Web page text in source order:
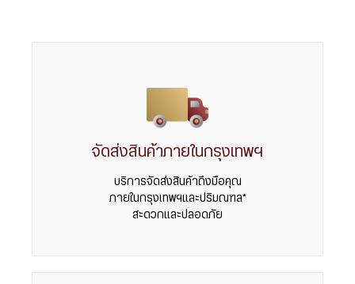
จัดส่งสินค้าภายในกรุงเทพฯ
บริการจัดส่งสินค้าถึงมือคุณ
ภายในกรุงเทพฯและปริมณฑล*
สะดวกและปลอดภัย